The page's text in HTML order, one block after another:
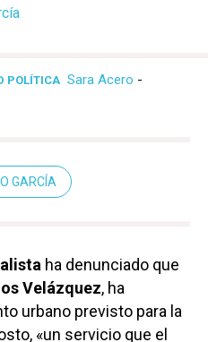
POLÍTICA Sara Acero -
GARCÍA
ha denunciado que
Velázquez, ha
urbano previsto para la
«un servicio que el